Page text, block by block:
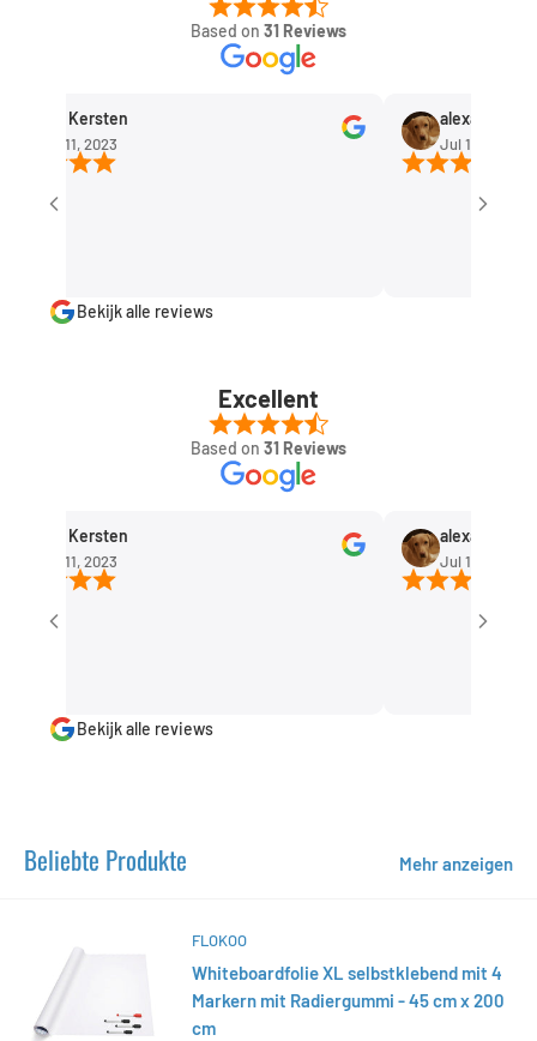
Based on 31 Reviews
Rob Kersten
Sep 11, 2023
alexandra
Jul 1, 2023
Bekijk alle reviews
Excellent
Based on 31 Reviews
Rob Kersten
Sep 11, 2023
alexandra
Jul 1, 2023
Bekijk alle reviews
Beliebte Produkte Mehr anzeigen
FLOKOO
Whiteboardfolie XL selbstklebend mit 4
Markern mit Radiergummi - 45 cm x 200
cm